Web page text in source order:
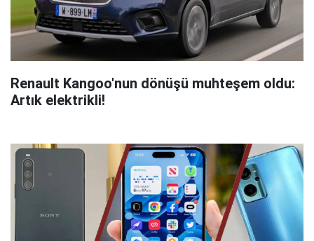
Renault Kangoo'nun dönüşü muhteşem oldu:
Artık elektrikli!